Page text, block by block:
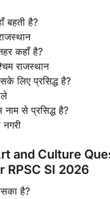
बहती है?
कहाँ है?
राजस्थान
लिए प्रसिद्ध है?
से प्रसिद्ध है?
and Culture
RPSC SI 2026
है?